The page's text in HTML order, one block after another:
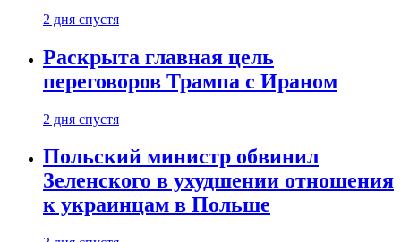
2 дня спустя
Раскрыта главная цель
переговоров Трампа с Ираном
2 дня спустя
Польский министр обвинил
Зеленского в ухудшении отношения
к украинцам в Польше